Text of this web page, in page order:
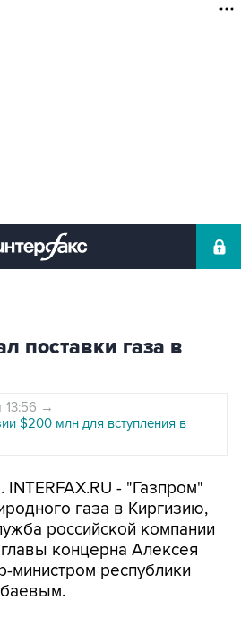
поставки газа в
13:56 →
$200 млн для вступления в
- "Газпром"
газа в Киргизию,
российской компании
концерна Алексея
министром республики